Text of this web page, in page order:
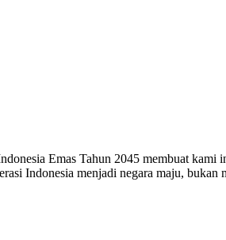
Emas Tahun 2045 membuat kami
Indonesia menjadi negara maju, bukan